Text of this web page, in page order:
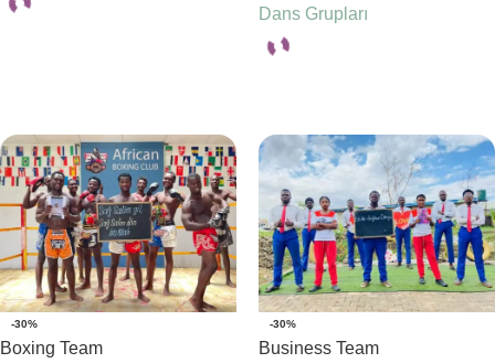
Dans Grupları
-30%
Boxing Team
-30%
Business Team